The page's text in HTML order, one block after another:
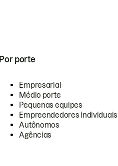
Por porte
Empresarial
Médio porte
Pequenas equipes
Empreendedores individuais
Autônomos
Agências